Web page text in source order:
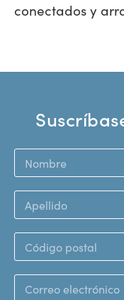
conectados y